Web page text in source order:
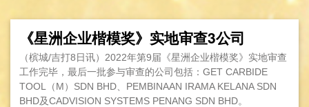
《星洲企业楷模奖》实地审查3公司
（槟城/吉打8日讯）2022年第9届《星洲企业楷模奖》实地审查
工作完毕，最后一批参与审查的公司包括：GET CARBIDE
TOOL（M）SDN BHD、PEMBINAAN IRAMA KELANA SDN
BHD及CADVISION SYSTEMS PENANG SDN BHD。